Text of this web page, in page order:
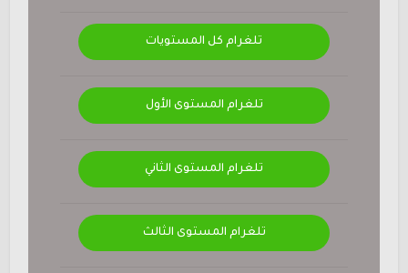
تلغرام كل المستويات
تلغرام المستوى الأول
تلغرام المستوى الثاني
تلغرام المستوى الثالث